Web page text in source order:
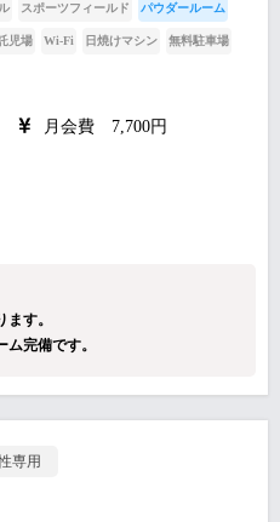
スポーツフィールド パウダールーム
児場 Wi-Fi 日焼けマシン 無料駐車場
月会費 7,700円
す。
完備です。
専用